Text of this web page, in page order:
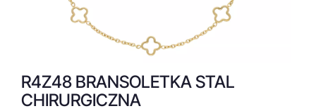
R4Z48 BRANSOLETKA STAL
CHIRURGICZNA